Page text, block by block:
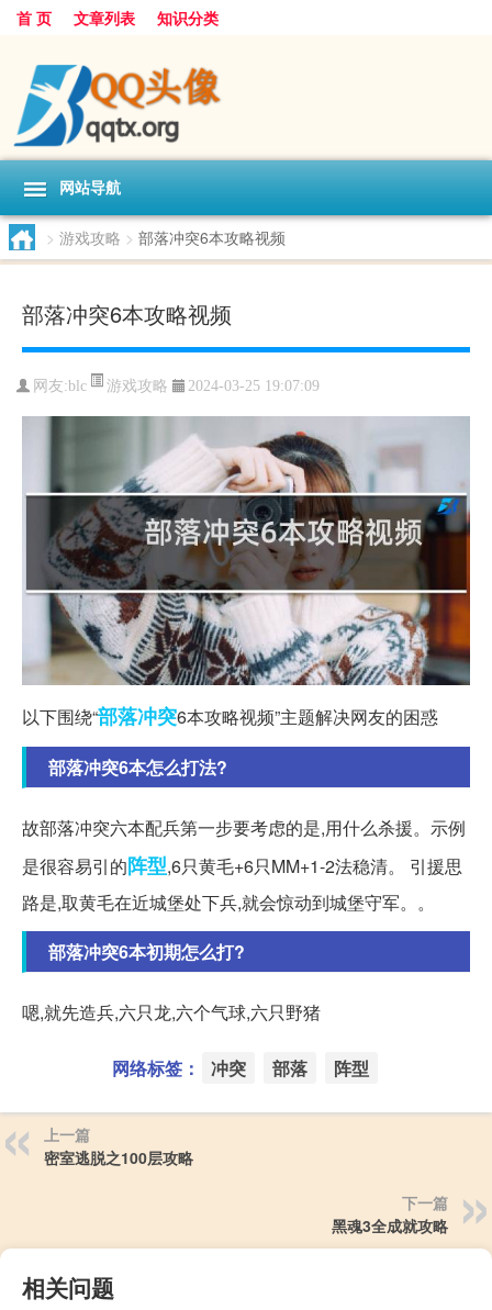
首 页 文章列表 知识分类
网站导航
> 游戏攻略 > 部落冲突6本攻略视频
部落冲突6本攻略视频
网友:blc 游戏攻略 2024-03-25 19:07:09
以下围绕“部落冲突6本攻略视频”主题解决网友的困惑
部落冲突6本怎么打法?
故部落冲突六本配兵第一步要考虑的是,用什么杀援。示例
是很容易引的阵型,6只黄毛+6只MM+1-2法稳清。 引援思
路是,取黄毛在近城堡处下兵,就会惊动到城堡守军。。
部落冲突6本初期怎么打?
嗯,就先造兵,六只龙,六个气球,六只野猪
网络标签： 冲突 部落 阵型
上一篇
密室逃脱之100层攻略
下一篇
黑魂3全成就攻略
相关问题